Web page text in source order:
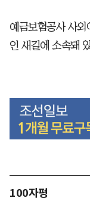
예금보험공사 사
인 새길에 소속돼
100자평